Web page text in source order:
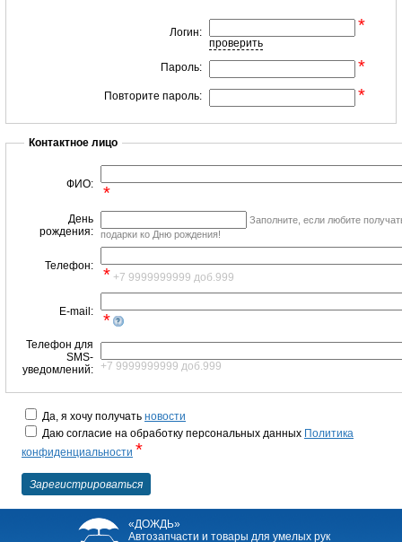
Логин: *
проверить
Пароль:
*
Повторите пароль: *
Контактное лицо
ФИО: *
День
рождения:
Заполните, если любите
подарки ко Дню рождения!
Телефон: * +7 9999999999 доб.999
E-mail: *
Телефон для
SMS-
уведомлений:
+7 9999999999 доб.999
Да, я хочу получать новости
Даю согласие на обработку персональных данных Политика
конфиденциальности *
«ДОЖДЬ»
Автозапчасти и товары для умелых рук